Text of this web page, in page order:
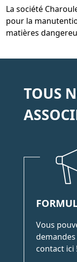
La société
pour la
matières
TOUS
Vous
contact ici !